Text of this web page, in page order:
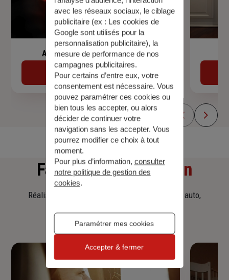
Assurance de prêt immobilier
Découvrir
Faitesune simulation
Réalisez une simulation tarifaire d'assurance, auto,
avec les réseaux sociaux, le ciblage
publicitaire (ex : Les cookies de
Google sont utilisés pour la
personnalisation publicitaire), la
mesure de performance de nos
campagnes publicitaires.
Pour certains d’entre eux, votre
consentement est nécessaire. Vous
pouvez paramétrer ces cookies ou
bien tous les accepter, ou alors
décider de continuer votre
navigation sans les accepter. Vous
pourrez modifier ce choix à tout
moment.
Pour plus d’information, consulter
notre politique de gestion des
cookies.
Paramétrer mes cookies
Accepter & fermer